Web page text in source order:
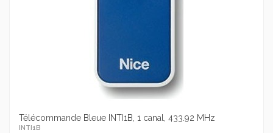
Télécommande Bleue INTI1B, 1 canal, 433.92 MHz
INTI1B